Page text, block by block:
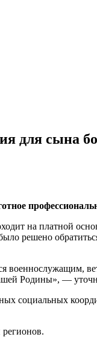
для сына
на платной
решено
военнослужащим,
Родины», —
социальных